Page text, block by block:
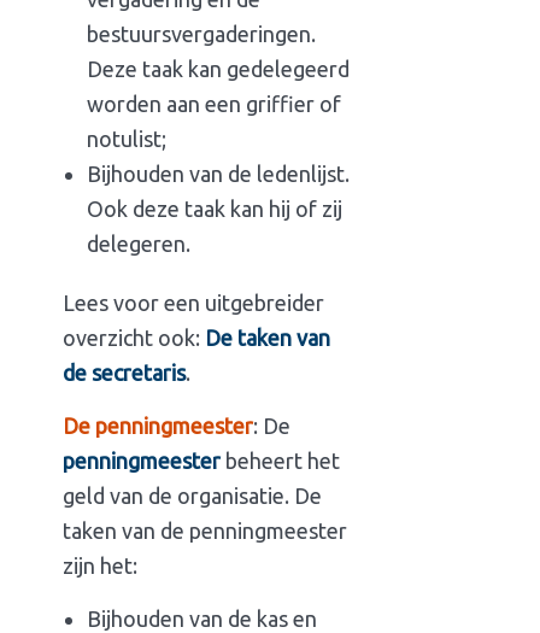
bestuursvergaderingen.
Deze taak kan gedelegeerd
worden aan een griffier of
notulist;
Bijhouden van de ledenlijst.
Ook deze taak kan hij of zij
delegeren.
Lees voor een uitgebreider
overzicht ook: De taken van
de secretaris.
De penningmeester: De
penningmeester beheert het
geld van de organisatie. De
taken van de penningmeester
zijn het:
Bijhouden van de kas en